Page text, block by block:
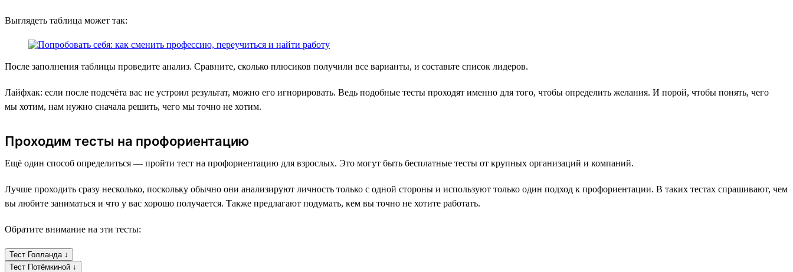
Выглядеть таблица может так:
После заполнения таблицы проведите анализ. Сравните, сколько плюсиков получили все варианты, и составьте список лидеров.
Лайфхак: если после подсчёта вас не устроил результат, можно его игнорировать. Ведь подобные тесты проходят именно для того, чтобы определить желания. И порой, чтобы понять, чего
мы хотим, нам нужно сначала решить, чего мы точно не хотим.
Проходим тесты на профориентацию
Ещё один способ определиться — пройти тест на профориентацию для взрослых. Это могут быть бесплатные тесты от крупных организаций и компаний.
Лучше проходить сразу несколько, поскольку обычно они анализируют личность только с одной стороны и используют только один подход к профориентации. В таких тестах спрашивают, чем
вы любите заниматься и что у вас хорошо получается. Также предлагают подумать, кем вы точно не хотите работать.
Обратите внимание на эти тесты:
Тест Голланда ↓
Тест Потёмкиной ↓